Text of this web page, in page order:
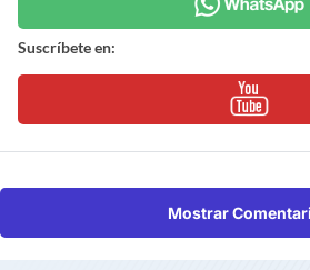
Suscríbete en:
Mostrar